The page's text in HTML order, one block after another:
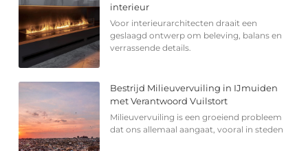
interieur
Voor interieurarchitecten draait een
geslaagd ontwerp om beleving, balans en
verrassende details.
Bestrijd Milieuvervuiling in IJmuiden
met Verantwoord Vuilstort
Milieuvervuiling is een groeiend probleem
dat ons allemaal aangaat, vooral in steden